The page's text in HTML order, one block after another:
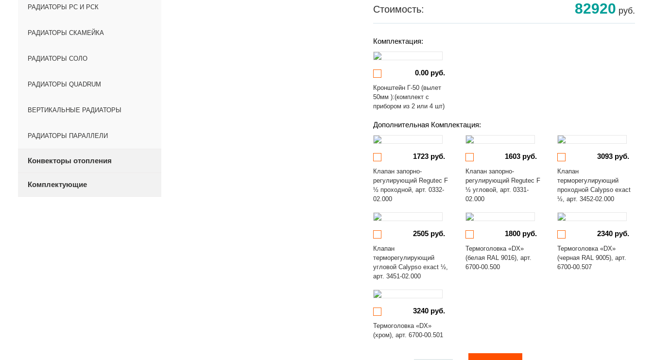
РАДИАТОРЫ РС И РСК
РАДИАТОРЫ СКАМЕЙКА
РАДИАТОРЫ СОЛО
РАДИАТОРЫ QUADRUM
ВЕРТИКАЛЬНЫЕ РАДИАТОРЫ
РАДИАТОРЫ ПАРАЛЛЕЛИ
Конвекторы отопления
Комплектующие
Стоимость: 82920 руб.
Комплектация:
0.00 руб.
Кронштейн Г-50 (вылет
50мм ):(комплект с
прибором из 2 или 4 шт)
Дополнительная Комплектация:
1723 руб.
Клапан запорно-
регулирующий Regutec F
½ проходной, арт. 0332-
02.000
1603 руб.
Клапан запорно-
регулирующий Regutec F
½ угловой, арт. 0331-
02.000
3093 руб.
Клапан
терморегулирующий
проходной Calypso exact
½, арт. 3452-02.000
2505 руб.
Клапан
терморегулирующий
угловой Calypso exact ½,
арт. 3451-02.000
1800 руб.
Термоголовка «DX»
(белая RAL 9016), арт.
6700-00.500
2340 руб.
Термоголовка «DX»
(черная RAL 9005), арт.
6700-00.507
3240 руб.
Термоголовка «DX»
(хром), арт. 6700-00.501